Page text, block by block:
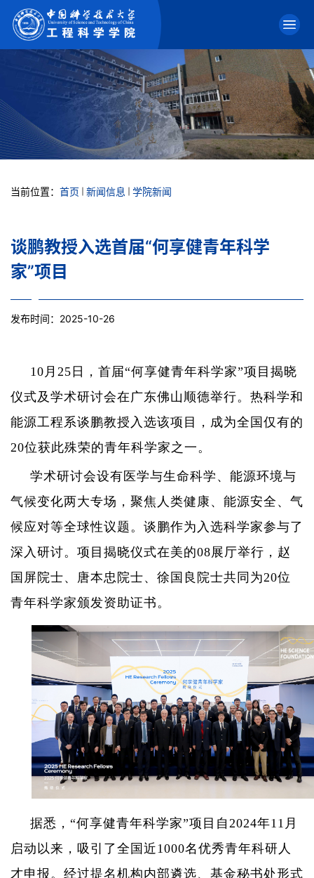
当前位置： 首页 新闻信息 学院新闻
谈鹏教授入选首届“何享健青年科学
家”项目
发布时间：2025-10-26
10 月 25 日，首届“何享健青年科学家”项目揭晓
仪式及学术研讨会在广东佛山顺德举行。热科学和
能源工程系谈鹏教授入选该项目，成为全国仅有的
20位获此殊荣的青年科学家之一。
学术研讨会设有医学与生命科学、能源环境与
气候变化两大专场，聚焦人类健康、能源安全、气
候应对等全球性议题。谈鹏作为入选科学家参与了
深入研讨。项目揭晓仪式在美的08展厅举行，赵
国屏院士、唐本忠院士、徐国良院士共同为20位
青年科学家颁发资助证书。
据悉，“何享健青年科学家”项目自 2024年11 月
启动以来，吸引了全国近1000名优秀青年科研人
才申报。经过提名机构内部遴选、基金秘书处形式